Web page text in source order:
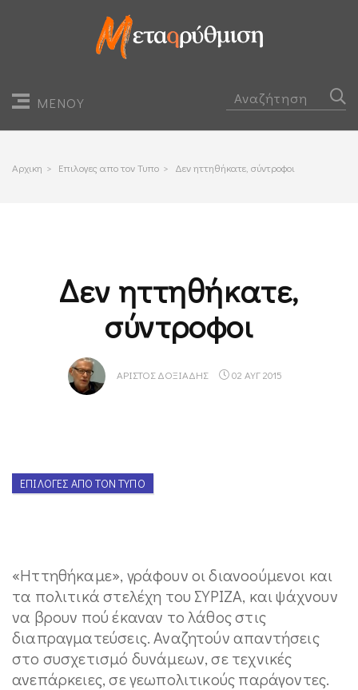
ΜΕΝΟΥ
Αρχικη > Επιλογες απο τον Τυπο > Δεν ηττηθήκατε, σύντροφοι
Δεν ηττηθήκατε,
σύντροφοι
ΑΡΊΣΤΟΣ ΔΟΞΙΆΔΗΣ 02 ΑΥΓ 2015
ΕΠΙΛΟΓΈΣ ΑΠΌ ΤΟΝ ΤΎΠΟ
«Ηττηθήκαμε», γράφουν οι διανοούμενοι και
τα πολιτικά στελέχη του ΣΥΡΙΖΑ, και ψάχνουν
να βρουν πού έκαναν το λάθος στις
διαπραγματεύσεις. Αναζητούν απαντήσεις
στο συσχετισμό δυνάμεων, σε τεχνικές
ανεπάρκειες, σε γεωπολιτικούς παράγοντες.